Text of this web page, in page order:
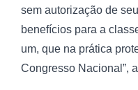
sem autorização de
benefícios para a
um, que na prática
Congresso Nacional”,